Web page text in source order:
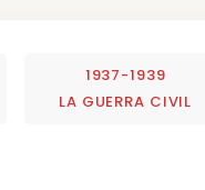
1937-1939
LA GUERRA CIVIL